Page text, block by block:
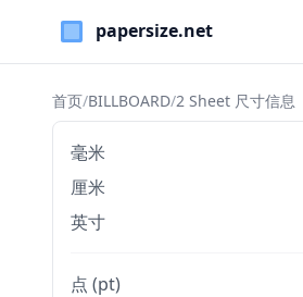
Paper Sizes
首页/BILLBOARD/2 Sheet 尺寸信息
毫米
厘米
英寸
点 (pt)